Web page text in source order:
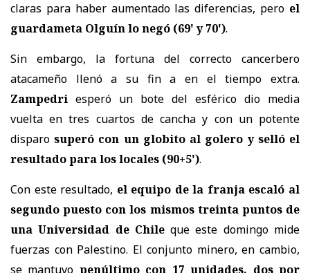
claras para haber aumentado las diferencias, pero el
guardameta Olguín lo negó (69' y 70').
Sin embargo, la fortuna del correcto cancerbero
atacameño llenó a su fin a en el tiempo extra.
Zampedri esperó un bote del esférico dio media
vuelta en tres cuartos de cancha y con un potente
disparosuperó con un globito al golero y selló el
resultado para los locales (90+5').
Con este resultado, el equipo de la franja escaló al
segundo puesto con los mismos treinta puntos de
una Universidad de Chileque este domingo mide
fuerzas con Palestino. El conjunto minero, en cambio,
se mantuvo penúltimo con 17 unidades, dos por